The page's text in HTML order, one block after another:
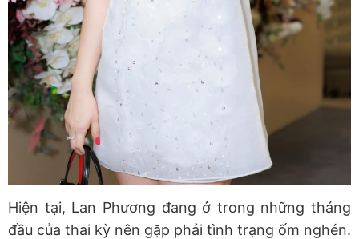
Hiện tại, Lan Phương đang ở trong những tháng
đầu của thai kỳ nên gặp phải tình trạng ốm nghén.